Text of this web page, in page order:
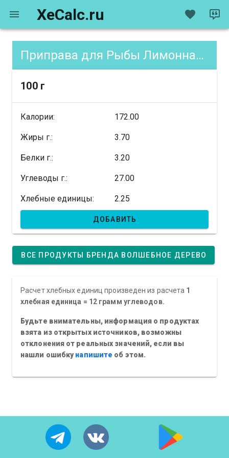
XeCalc.ru
Приправа для Рыбы Лимонная, содержание XE
100 г
Калории: 172.00
Жиры г.: 3.70
Белки г.: 3.20
Углеводы г.: 27.00
Хлебные единицы: 2.25
ДОБАВИТЬ
ВСЕ ПРОДУКТЫ БРЕНДА ВОЛШЕБНОЕ ДЕРЕВО
Расчет хлебных единиц произведен из расчета 1
хлебная единица = 12 грамм углеводов.
Будьте внимательны, информация о продуктах
взята из открытых источников, возможны
отклонения от реальных значений, если вы
нашли ошибкунапишите об этом.